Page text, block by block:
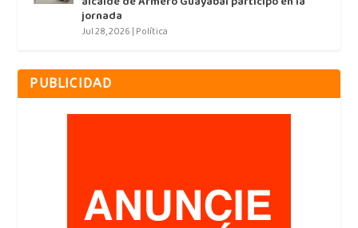
jornada
Jul 28, 2026 | Política
PUBLICIDAD